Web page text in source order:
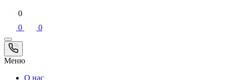
0
0
0
Меню
О нас